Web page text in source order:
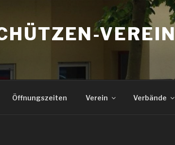
VEREIN
Öffnungszeiten Verein Verbände